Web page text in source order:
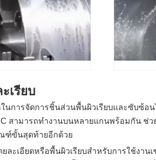
เรียบ
การจัดการชิ้นส่วนพื้นผิวเรียบและซับซ้อ
สามารถทำงานบนหลายแกนพร้อมกัน ช่
ฑ์ขั้นสุดท้ายอีกด้วย
เอียดหรือพื้นผิวเรียบสำหรับการใช้งา